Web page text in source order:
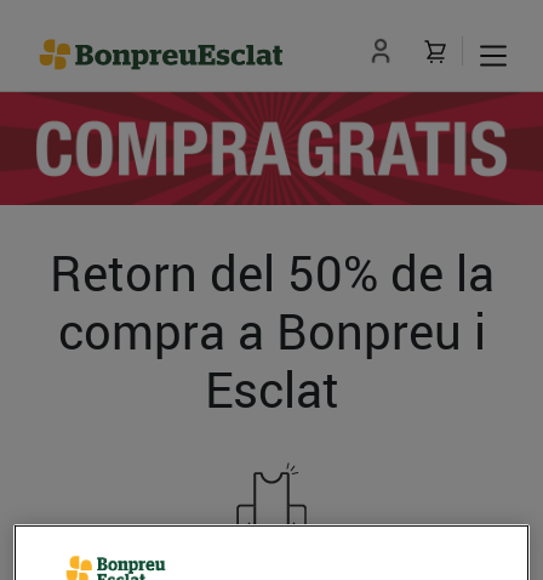
Retorn del 50% de la
compra a Bonpreu i
Esclat